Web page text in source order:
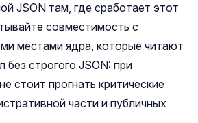
JSON там, где сработает этот
совместимость с
местами ядра, которые читают
без строгого JSON: при
стоит прогнать критические
части и публичных